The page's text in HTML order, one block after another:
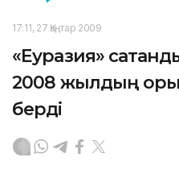
17:11, 27 Қаңтар 2009
«Еуразия»
2008 жылдың
берді